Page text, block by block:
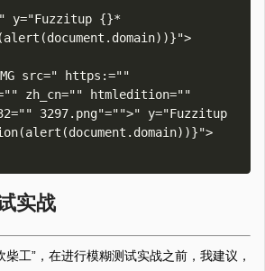
" y="Fuzzitup {}*
src=" https:=""
zh_cn="" htmledition=""
3297.png"="">" y="Fuzzitup
实战
柴工”，在进行模糊测试实战之前，我建议，